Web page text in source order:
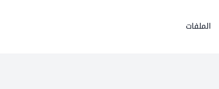
الملفات